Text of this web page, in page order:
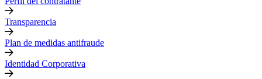
Transparencia
Plan de medidas antifraude
Identidad Corporativa